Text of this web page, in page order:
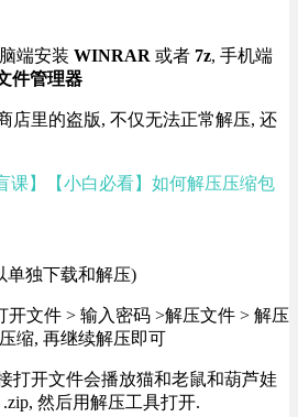
端安装 WINRAR 或者 7z, 手机端
件管理器
店里的盗版, 不仅无法正常解压, 还
课】【小白必看】如何解压压缩包
单独下载和解压)
开文件 > 输入密码 >解压文件 > 解压
缩, 再继续解压即可
打开文件会播放猫和老鼠和葫芦娃
然后用解压工具打开.